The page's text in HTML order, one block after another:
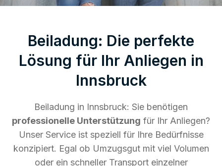
Beiladung: Die perfekte
Lösung für Ihr Anliegen in
Innsbruck
Beiladung in Innsbruck: Sie benötigen
professionelle Unterstützung für Ihr Anliegen?
Unser Service ist speziell für Ihre Bedürfnisse
konzipiert. Egal ob Umzugsgut mit viel Volumen
oder ein schneller Transport einzelner